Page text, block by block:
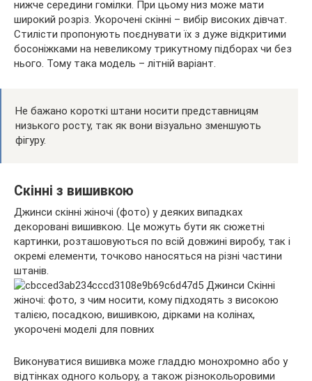
нижче середини гомілки. При цьому низ може мати
широкий розріз. Укорочені скінні – вибір високих дівчат.
Стилісти пропонують поєднувати їх з дуже відкритими
босоніжками на невеликому трикутному підборах чи без
нього. Тому така модель – літній варіант.
Не бажано короткі штани носити представницям
низького росту, так як вони візуально зменшують
фігуру.
Скінні з вишивкою
Джинси скінні жіночі (фото) у деяких випадках
декоровані вишивкою. Це можуть бути як сюжетні
картинки, розташовуються по всій довжині виробу, так і
окремі елементи, точково наносяться на різні частини
штанів.
Виконуватися вишивка може гладдю монохромно або у
відтінках одного кольору, а також різнокольоровими